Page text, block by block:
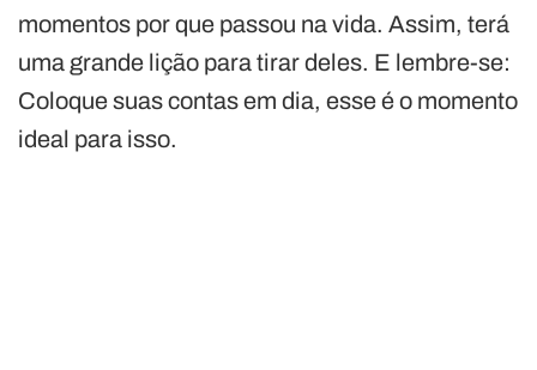
momentos por que passou na vida. Assim, terá
uma grande lição para tirar deles. E lembre-se:
Coloque suas contas em dia, esse é o momento
ideal para isso.